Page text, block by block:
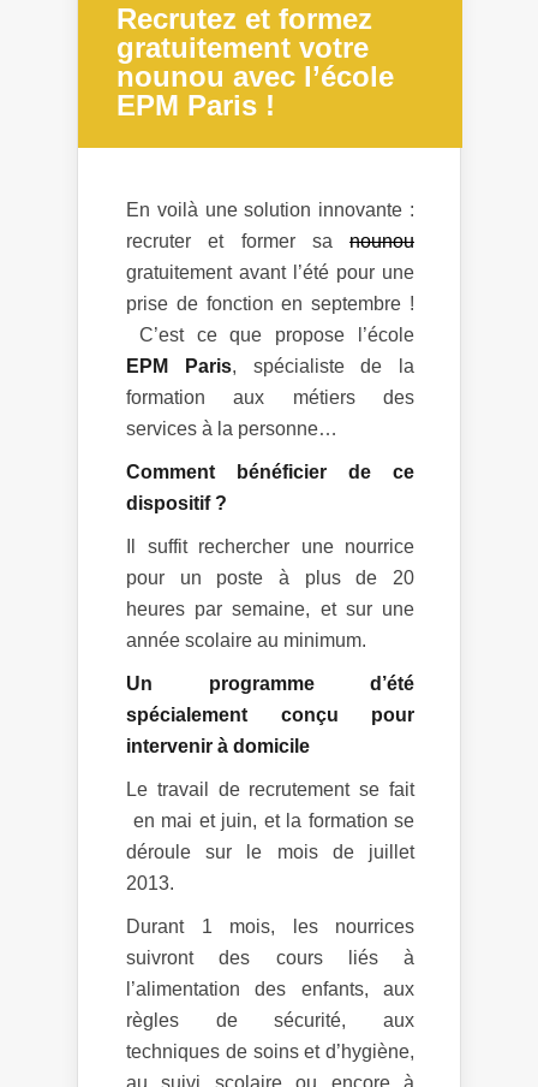
Recrutez et formez
gratuitement votre
nounou avec l’école
EPM Paris !
En voilà une solution innovante :
recruter et former sa nounou
gratuitement avant l’été pour une
prise de fonction en septembre !
C’est ce que propose l’école
EPM Paris, spécialiste de la
formation aux métiers des
services à la personne…
Comment bénéficier de ce
dispositif ?
Il suffit rechercher une nourrice
pour un poste à plus de 20
heures par semaine, et sur une
année scolaire au minimum.
Un programme d’été
spécialement conçu pour
intervenir à domicile
Le travail de recrutement se fait
en mai et juin, et la formation se
déroule sur le mois de juillet
2013.
Durant 1 mois, les nourrices
suivront des cours liés à
l’alimentation des enfants, aux
règles de sécurité, aux
techniques de soins et d’hygiène,
au suivi scolaire ou encore à